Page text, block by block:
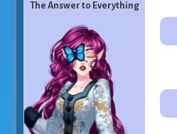
The Answer to Everything